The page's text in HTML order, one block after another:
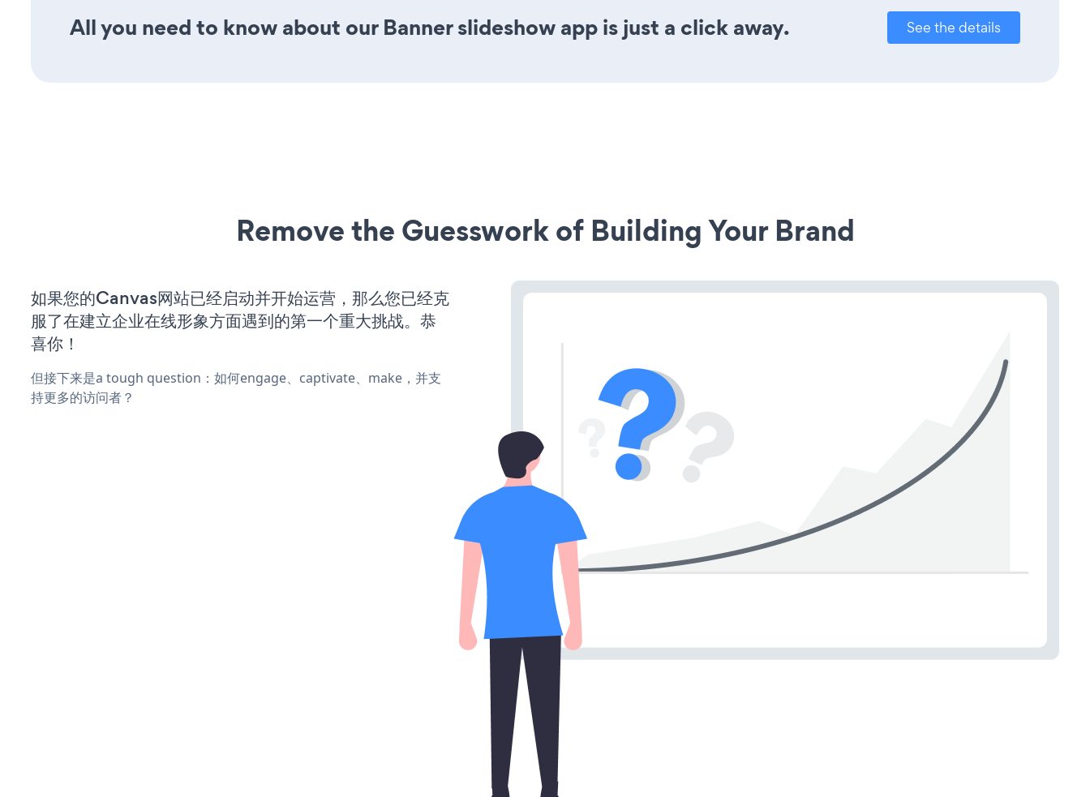
All you need to know about our Banner slideshow app is just a click away. See the details
Remove the Guesswork of Building Your Brand
如果您的Canvas网站已经启动并开始运营，那么您已经克
服了在建立企业在线形象方面遇到的第一个重大挑战。恭
喜你！
但接下来是a tough question：如何engage、captivate、make，并支
持更多的访问者？